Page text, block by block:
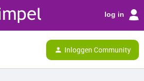
log in
Inloggen Community